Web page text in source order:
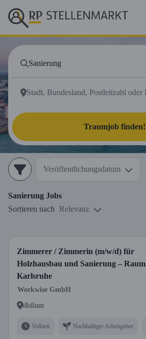
Traumjob finden!
Veröffentlichungsdatum
Sanierung Jobs
Sortieren nach Relevanz
Zimmerer / Zimmerin (m/w/d) für
Holzhausbau und Sanierung – Raum
Karlsruhe
Workwise GmbH
Midlum
Vollzeit Nachhaltiger Arbeitgeber